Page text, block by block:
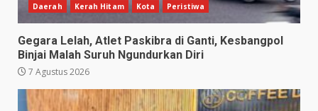
Daerah Kerah Hitam Kota Peristiwa
Gegara Lelah, Atlet Paskibra di Ganti, Kesbangpol
Binjai Malah Suruh Ngundurkan Diri
7 Agustus 2026